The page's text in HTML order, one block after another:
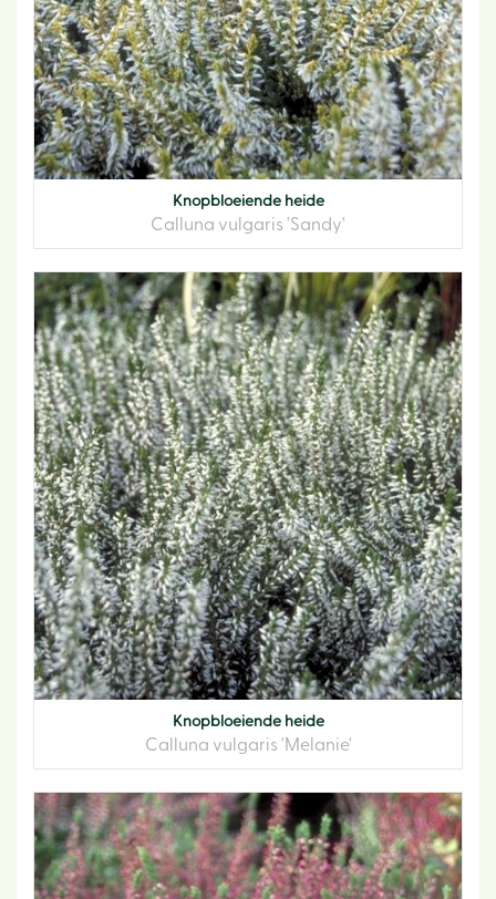
Knopbloeiende heide
Calluna vulgaris 'Sandy'
Knopbloeiende heide
Calluna vulgaris 'Melanie'